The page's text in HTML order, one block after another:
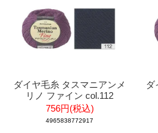
ダイヤ毛糸 タスマニアンメ
リノ ファイン col.112
756円(税込)
4965838772917
ダ